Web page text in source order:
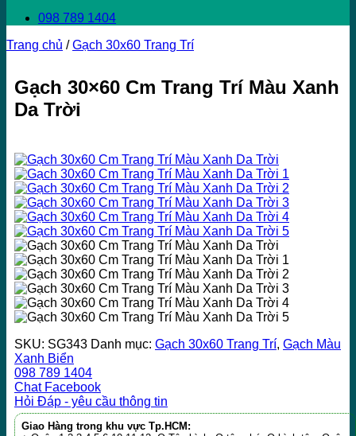
098 789 1404
Trang chủ / Gạch 30x60 Trang Trí
Gạch 30×60 Cm Trang Trí Màu Xanh
Da Trời
SKU: SG343 Danh mục: Gạch 30x60 Trang Trí, Gạch Màu
Xanh Biển
098 789 1404
Chat Facebook
Hỏi Đáp - yêu cầu thông tin
Giao Hàng trong khu vực Tp.HCM: